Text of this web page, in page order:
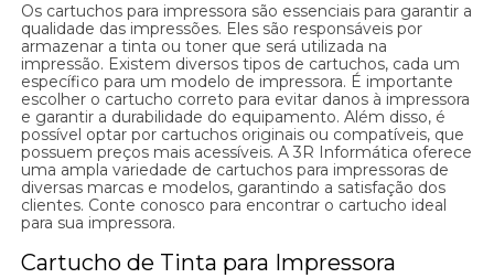
Os cartuchos para impressora são essenciais para garantir a
qualidade das impressões. Eles são responsáveis por
armazenar a tinta ou toner que será utilizada na
impressão. Existem diversos tipos de cartuchos, cada um
específico para um modelo de impressora. É importante
escolher o cartucho correto para evitar danos à impressora
e garantir a durabilidade do equipamento. Além disso, é
possível optar por cartuchos originais ou compatíveis, que
possuem preços mais acessíveis. A 3R Informática oferece
uma ampla variedade de cartuchos para impressoras de
diversas marcas e modelos, garantindo a satisfação dos
clientes. Conte conosco para encontrar o cartucho ideal
para sua impressora.
Cartucho de Tinta para Impressora